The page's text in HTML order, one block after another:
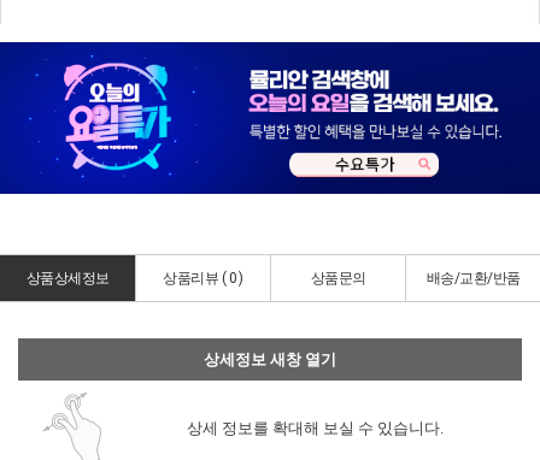
상품상세정보 상품리뷰 ( 0) 상품문의 배송/교환/반품
상세정보 새창 열기
상세 정보를 확대해 보실 수 있습니다.